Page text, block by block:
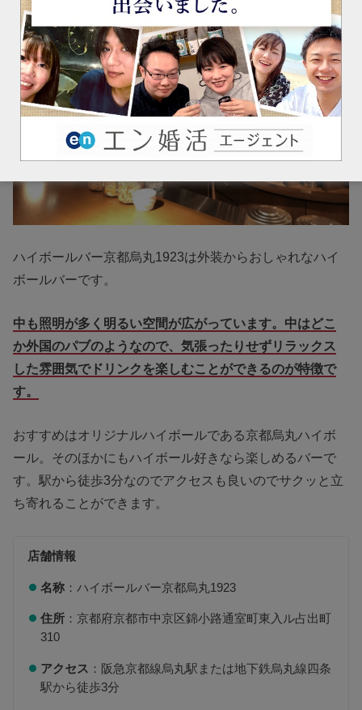
ハイボールバー京都烏丸1923は外装からおしゃれなハイ
ボールバーです。
中も照明が多く明るい空間が広がっています。中はどこ
か外国のパブのようなので、気張ったりせずリラックス
した雰囲気でドリンクを楽しむことができるのが特徴で
す。
おすすめはオリジナルハイボールである京都烏丸ハイボ
ール。そのほかにもハイボール好きなら楽しめるバーで
す。駅から徒歩3分なのでアクセスも良いのでサクッと立
ち寄れることができます。
店舗情報
名称：ハイボールバー京都烏丸1923
住所：京都府京都市中京区錦小路通室町東入ル占出町
310
アクセス ：阪急京都線烏丸駅または地下鉄烏丸線四条
駅から徒歩3分